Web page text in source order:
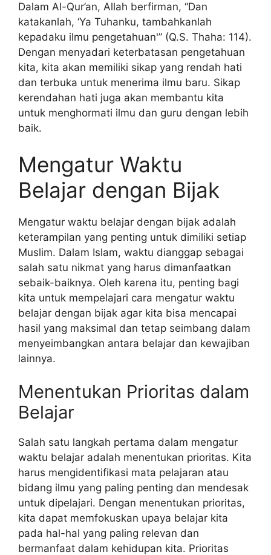
Dalam Al-Qur’an, Allah berfirman, “Dan
katakanlah, ‘Ya Tuhanku, tambahkanlah
kepadaku ilmu pengetahuan'” (Q.S. Thaha: 114).
Dengan menyadari keterbatasan pengetahuan
kita, kita akan memiliki sikap yang rendah hati
dan terbuka untuk menerima ilmu baru. Sikap
kerendahan hati juga akan membantu kita
untuk menghormati ilmu dan guru dengan lebih
baik.
Mengatur Waktu
Belajar dengan Bijak
Mengatur waktu belajar dengan bijak adalah
keterampilan yang penting untuk dimiliki setiap
Muslim. Dalam Islam, waktu dianggap sebagai
salah satu nikmat yang harus dimanfaatkan
sebaik-baiknya. Oleh karena itu, penting bagi
kita untuk mempelajari cara mengatur waktu
belajar dengan bijak agar kita bisa mencapai
hasil yang maksimal dan tetap seimbang dalam
menyeimbangkan antara belajar dan kewajiban
lainnya.
Menentukan Prioritas dalam
Belajar
Salah satu langkah pertama dalam mengatur
waktu belajar adalah menentukan prioritas. Kita
harus mengidentifikasi mata pelajaran atau
bidang ilmu yang paling penting dan mendesak
untuk dipelajari. Dengan menentukan prioritas,
kita dapat memfokuskan upaya belajar kita
pada hal-hal yang paling relevan dan
bermanfaat dalam kehidupan kita. Prioritas